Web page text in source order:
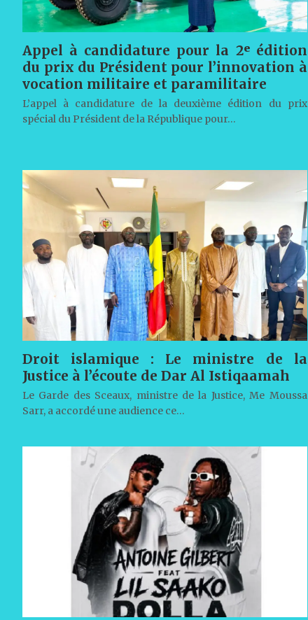
Appel à candidature pour la 2ᵉ édition
du prix du Président pour l’innovation à
vocation militaire et paramilitaire
L’appel à candidature de la deuxième édition du prix
spécial du Président de la République pour…
Droit islamique : Le ministre de la
Justice à l’écoute de Dar Al Istiqaamah
Le Garde des Sceaux, ministre de la Justice, Me Moussa
Sarr, a accordé une audience ce…